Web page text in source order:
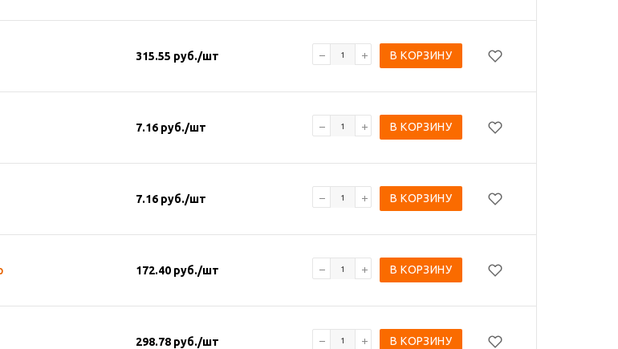
315.55 руб./шт В КОРЗИНУ
7.16 руб./шт В КОРЗИНУ
7.16 руб./шт В КОРЗИНУ
172.40 руб./шт В КОРЗИНУ
298.78 руб./шт В КОРЗИНУ